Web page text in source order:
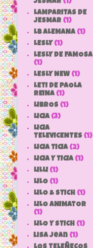
LAMPARITAS DE
JESMAR (1)
LB ALEMANA (1)
LESLY (1)
LESLY DE FAMOSA
(1)
LESLY NEW (1)
LETI DE PAOLA
REINA (1)
LIBROS (1)
LICIA (3)
LICIA
TELEVICENTES (1)
LICIA TICIA (2)
LICIA Y TICIA (1)
LILLI (1)
LILO (1)
LILO & STICH (1)
LILO ANIMATOR
(1)
LILO Y STICH (1)
lisa jean (1)